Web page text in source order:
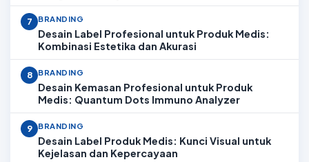
7 BRANDING
Desain Label Profesional untuk Produk Medis:
Kombinasi Estetika dan Akurasi
8 BRANDING
Desain Kemasan Profesional untuk Produk
Medis: Quantum Dots Immuno Analyzer
9 BRANDING
Desain Label Produk Medis: Kunci Visual untuk
Kejelasan dan Kepercayaan